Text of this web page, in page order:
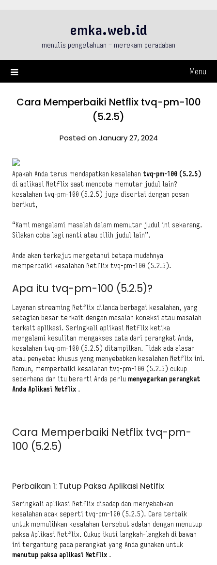
emka.web.id
menulis pengetahuan – merekam peradaban
Menu
Cara Memperbaiki Netflix tvq-pm-100
(5.2.5)
Posted on January 27, 2024
Apakah Anda terus mendapatkan kesalahan tvq-pm-100 (5.2.5)
di aplikasi Netflix saat mencoba memutar judul lain?
kesalahan tvq-pm-100 (5.2.5) juga disertai dengan pesan
berikut,
“Kami mengalami masalah dalam memutar judul ini sekarang.
Silakan coba lagi nanti atau pilih judul lain”.
Anda akan terkejut mengetahui betapa mudahnya
memperbaiki kesalahan Netflix tvq-pm-100 (5.2.5).
Apa itu tvq-pm-100 (5.2.5)?
Layanan streaming Netflix dilanda berbagai kesalahan, yang
sebagian besar terkait dengan masalah koneksi atau masalah
terkait aplikasi. Seringkali aplikasi Netflix ketika
mengalami kesulitan mengakses data dari perangkat Anda,
kesalahan tvq-pm-100 (5.2.5) ditampilkan. Tidak ada alasan
atau penyebab khusus yang menyebabkan kesalahan Netflix ini.
Namun, memperbaiki kesalahan tvq-pm-100 (5.2.5) cukup
sederhana dan itu berarti Anda perlu menyegarkan perangkat
Anda Aplikasi Netflix .
Cara Memperbaiki Netflix tvq-pm-
100 (5.2.5)
Perbaikan 1: Tutup Paksa Aplikasi Netlfix
Seringkali aplikasi Netflix disadap dan menyebabkan
kesalahan acak seperti tvq-pm-100 (5.2.5). Cara terbaik
untuk memulihkan kesalahan tersebut adalah dengan menutup
paksa Aplikasi Netflix. Cukup ikuti langkah-langkah di bawah
ini tergantung pada perangkat yang Anda gunakan untuk
menutup paksa aplikasi Netflix .